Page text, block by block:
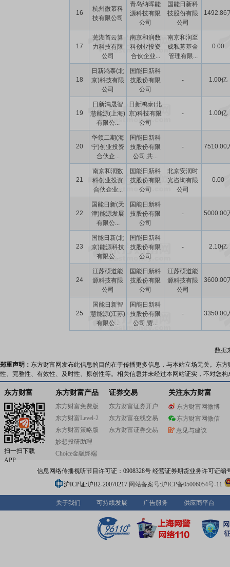
16
杭州微慕科
技有限公司
青岛纳晖能
源科技有限
公司
国能日新科
技股份有限
公司
1492.86
17
芜湖首云算
力科技有限
公司
南京和润数
科创业投资
合伙企业...
南京和润至
成私募基金
管理有限...
0.00
18
日新鸿泰(北
京)科技有限
公司
国能日新科
技股份有限
公司
- 1.00亿
19
日新鸿晟智
慧能源(上海)
有限公...
日新鸿泰(北
京)科技有限
公司
- 1.00亿
20
华领二期(海
宁)创业投资
合伙企...
国能日新科
技股份有限
公司,共...
- 7510.00
21
南京和润数
科创业投资
合伙企业...
国能日新科
技股份有限
公司
北京安润时
光咨询有限
公司
0.00
22
国能日新(天
津)能源发展
有限公...
国能日新科
技股份有限
公司
- 5000.00
23
国能日新(北
京)能源科技
有限公...
国能日新科
技股份有限
公司
- 2.10亿
24
江苏硕道能
源科技有限
公司
国能日新科
技股份有限
公司
江苏硕道能
源科技有限
公司
3600.00
25
国能日新智
慧能源(江苏)
有限公...
国能日新科
技股份有限
公司,贾...
- 3350.00
数据
郑重声明： 东方财富网发布此信息的目的在于传播更多信息，与本站立场无关。东
性、完整性、有效性、及时性、原创性等。相关信息并未经过本网站证实，不对您
东方财富
扫一扫下载
APP
东方财富产品
东方财富免费版
东方财富Level-2
东方财富策略版
妙想投研助理
Choice金融终端
证券交易
东方财富证券开户
东方财富在线交易
东方财富证券交易
关注东方财富
东方财富网微博
东方财富网微信
意见与建议
信息网络传播视听节目许可证：0908328号 经营证券期货业务许可证编
沪ICP证:沪B2-20070217 网站备案号:沪ICP备05006054号-11
关于我们 可持续发展 广告服务 供应商平台